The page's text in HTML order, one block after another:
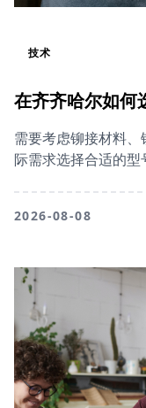
技术
在齐齐哈尔如何
需要考虑铆接材料
际需求选择合适的型
2026-08-08